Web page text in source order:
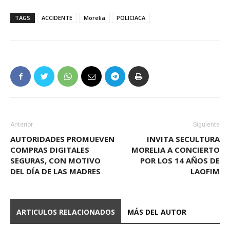
TAGS ACCIDENTE Morelia POLICIACA
Anterior
AUTORIDADES PROMUEVEN
COMPRAS DIGITALES
SEGURAS, CON MOTIVO
DEL DÍA DE LAS MADRES
Siguiente
INVITA SECULTURA
MORELIA A CONCIERTO
POR LOS 14 AÑOS DE
LAOFIM
ARTICULOS RELACIONADOS MÁS DEL AUTOR